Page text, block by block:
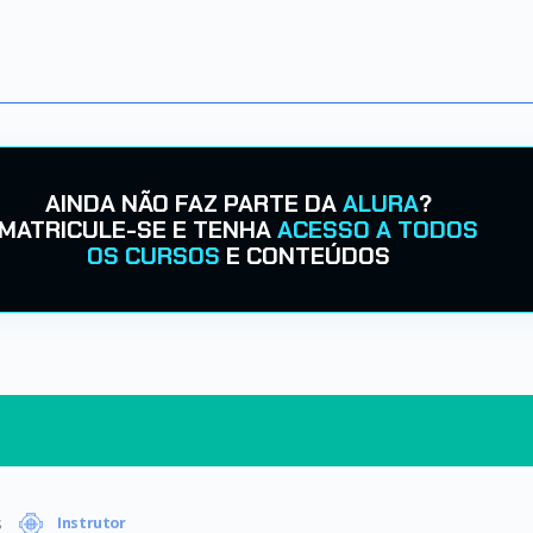
AINDA NÃO FAZ PARTE DAALURA?
SE E TENHAACESSO A TODOS
OS CURSOS E CONTEÚDOS
Instrutor